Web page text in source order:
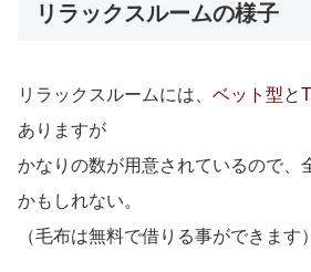
リラックスルームの様子
リラックスルームには、 ベット型と
ありますが
かなりの数が用意されているので、
かもしれない。
（毛布は無料で借りる事ができます）